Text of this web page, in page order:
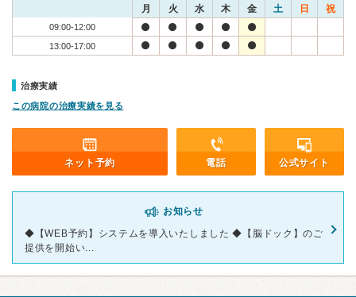
月 火 水 木 金 土 日 祝
09:00-12:00
13:00-17:00
治療実績
この病院の治療実績を見る
ネット予約 電話 公式サイト
お知らせ
◆【WEB予約】システムを導入いたしました ◆【脳ドック】のご
提供を開始い...